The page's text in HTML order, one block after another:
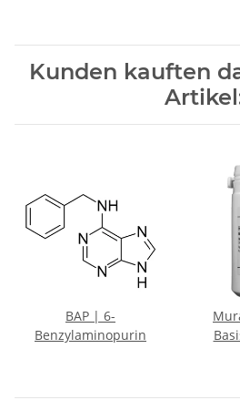
Kunden kauften
BAP | 6-
Benzylaminopurin